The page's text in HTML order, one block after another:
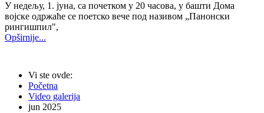
У недељу, 1. јуна, са почетком у 20 часова, у башти Дома
војске одржаће се поетско вече под називом „Панонски
рингишпил",
Opširnije...
Vi ste ovde:
Početna
Video galerija
jun 2025